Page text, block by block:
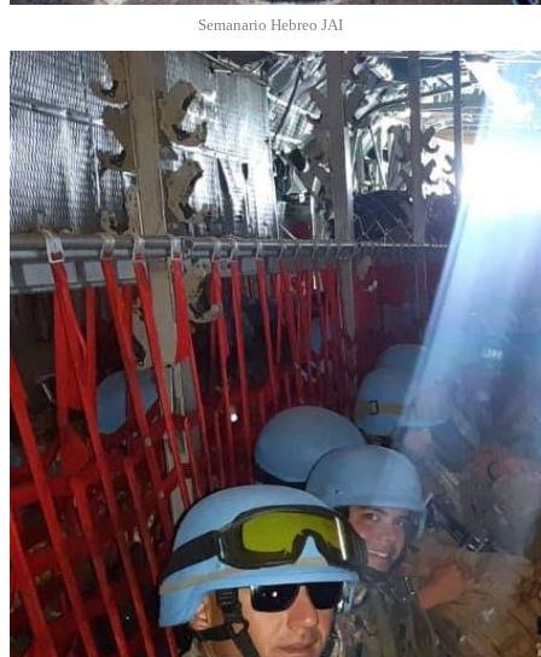
Semanario Hebreo JAI